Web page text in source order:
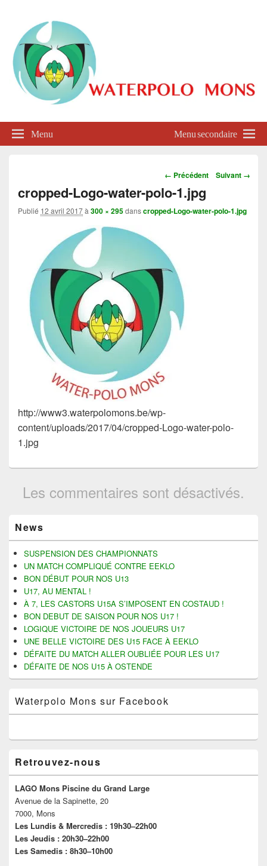
Waterpolo Mons
Menu Menu secondaire
Navigation
dans
les
images
← Précédent Suivant →
cropped-Logo-water-polo-1.jpg
Publié 12 avril 2017à 300 × 295danscropped-Logo-water-polo-1.jpg
http://www3.waterpolomons.be/wp-
content/uploads/2017/04/cropped-Logo-water-polo-
1.jpg
Les commentaires sont désactivés.
principale
de
widget
pour
barre
latérale
News
SUSPENSION DES CHAMPIONNATS
UN MATCH COMPLIQUÉ CONTRE EEKLO
BON DÉBUT POUR NOS U13
U17, AU MENTAL !
À 7, LES CASTORS U15A S’IMPOSENT EN COSTAUD !
BON DEBUT DE SAISON POUR NOS U17 !
LOGIQUE VICTOIRE DE NOS JOUEURS U17
UNE BELLE VICTOIRE DES U15 FACE À EEKLO
DÉFAITE DU MATCH ALLER OUBLIÉE POUR LES U17
DÉFAITE DE NOS U15 À OSTENDE
Waterpolo Mons sur Facebook
Retrouvez-nous
LAGO Mons Piscine du Grand Large
Avenue de la Sapinette, 20
7000, Mons
Les Lundis & Mercredis : 19h30–22h00
Les Jeudis : 20h30–22h00
Les Samedis : 8h30–10h00